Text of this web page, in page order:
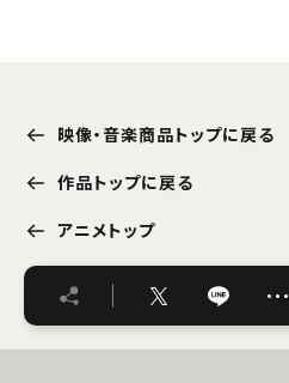
映像・音楽商品トップに戻る
作品トップに戻る
アニメトップ
…